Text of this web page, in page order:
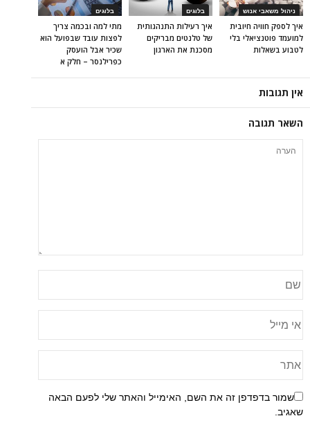
בלוגים
מתי למה ובכמה צריך
לפצות עובד שבפועל הוא
שכיר אבל הועסק
כפרילנסר – חלק א
בלוגים
איך רעילות התנהגותית
של טלנטים מבריקים
מסכנת את הארגון
ניהול משאבי אנוש
איך לספק חוויה חיובית
למועמד פוטנציאלי בלי
לטבוע בשאלות
אין תגובות
השאר תגובה
שמור בדפדפן זה את השם, האימייל והאתר שלי לפעם הבאה
שאגיב.